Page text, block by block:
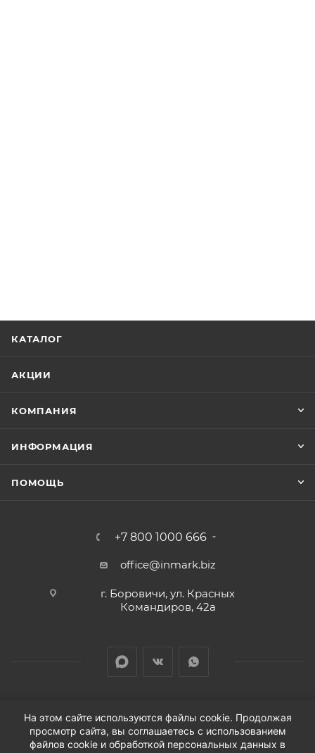
КАТАЛОГ
АКЦИИ
КОМПАНИЯ
ИНФОРМАЦИЯ
ПОМОЩЬ
+7 800 1000 666
office@inmark.biz
г. Боровичи, ул. Красных
Командиров, 42а
2026 © Продажа автозапчастей для иномарок в
На этом сайте используются файлы cookie. Продолжая
просмотр сайта, вы соглашаетесь с использованием
файлов cookie и обработкой персональных данных в